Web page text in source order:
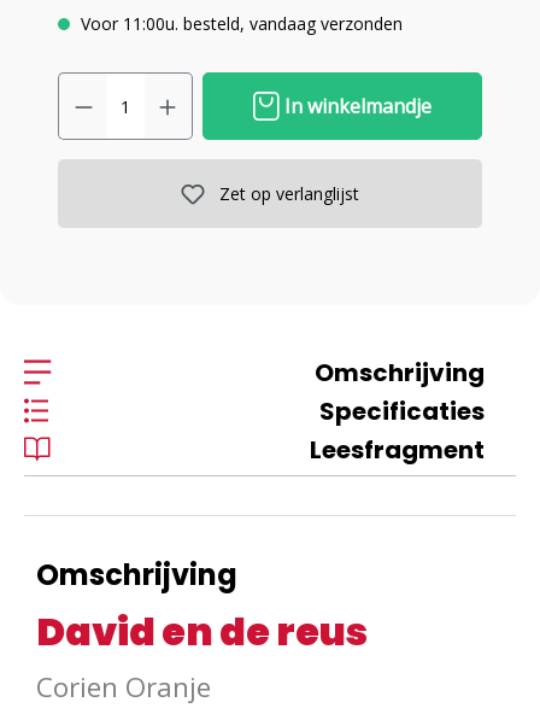
Voor 11:00u. besteld, vandaag verzonden
In winkelmandje
Zet op verlanglijst
Omschrijving
Specificaties
Leesfragment
Omschrijving
David en de reus
Corien Oranje